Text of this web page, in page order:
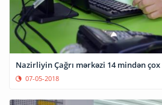
Nazirliyin Çağrı mərkəzi 14 mindən
07-05-2018